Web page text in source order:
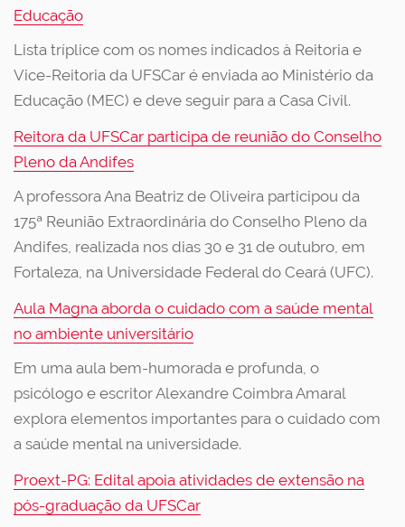
Educação
Lista tríplice com os nomes indicados à Reitoria e
Vice-Reitoria da UFSCar é enviada ao Ministério da
Educação (MEC) e deve seguir para a Casa Civil.
Reitora da UFSCar participa de reunião do Conselho
Pleno da Andifes
A professora Ana Beatriz de Oliveira participou da
175ª Reunião Extraordinária do Conselho Pleno da
Andifes, realizada nos dias 30 e 31 de outubro, em
Fortaleza, na Universidade Federal do Ceará (UFC).
Aula Magna aborda o cuidado com a saúde mental
no ambiente universitário
Em uma aula bem-humorada e profunda, o
psicólogo e escritor Alexandre Coimbra Amaral
explora elementos importantes para o cuidado com
a saúde mental na universidade.
Proext-PG: Edital apoia atividades de extensão na
pós-graduação da UFSCar